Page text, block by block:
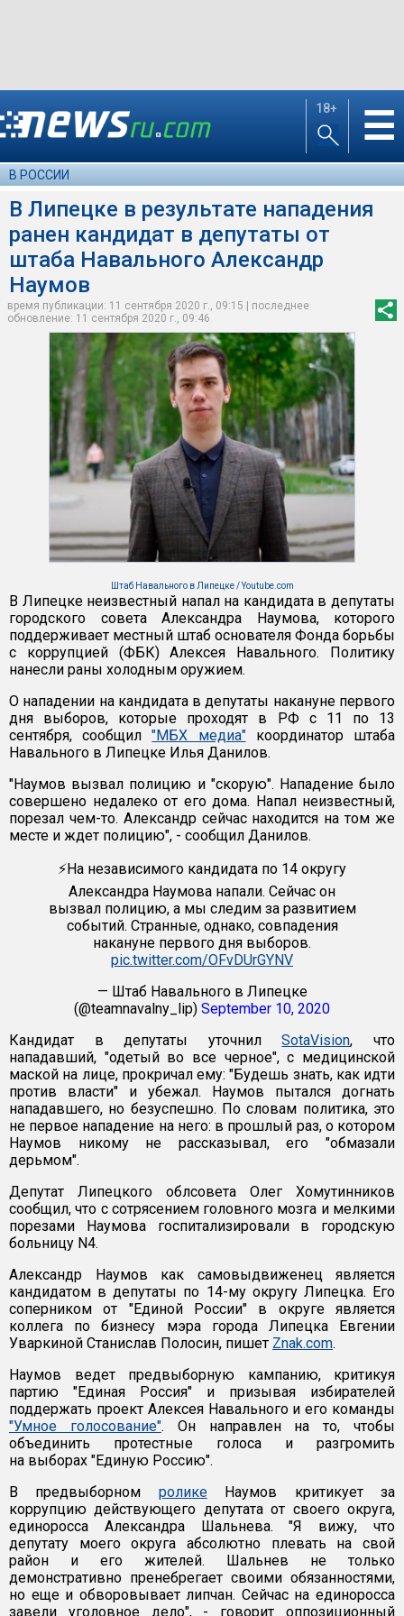
18+ ☰
В РОССИИ
В Липецке в результате нападения
ранен кандидат в депутаты от
штаба Навального Александр
Наумов
время публикации: 11 сентября 2020 г., 09:15 | последнее
обновление: 11 сентября 2020 г., 09:46
Штаб Навального в Липецке / Youtube.com
В Липецке неизвестный напал на кандидата в депутаты
городского совета Александра Наумова, которого
поддерживает местный штаб основателя Фонда борьбы
с коррупцией (ФБК) Алексея Навального. Политику
нанесли раны холодным оружием.
О нападении на кандидата в депутаты накануне первого
дня выборов, которые проходят в РФ с 11 по 13
сентября, сообщил"МБХ медиа"координатор штаба
Навального в Липецке Илья Данилов.
"Наумов вызвал полицию и "скорую". Нападение было
совершено недалеко от его дома. Напал неизвестный,
порезал чем-то. Александр сейчас находится на том же
месте и ждет полицию", - сообщил Данилов.
⚡️На независимого кандидата по 14 округу
Александра Наумова напали. Сейчас он
вызвал полицию, а мы следим за развитием
событий. Странные, однако, совпадения
накануне первого дня выборов.
pic.twitter.com/OFvDUrGYNV
— Штаб Навального в Липецке
(@teamnavalny_lip) September 10, 2020
Кандидат в депутаты уточнилSotaVision, что
нападавший, "одетый во все черное", с медицинской
маской на лице, прокричал ему: "Будешь знать, как идти
против власти" и убежал. Наумов пытался догнать
нападавшего, но безуспешно. По словам политика, это
не первое нападение на него: в прошлый раз, о котором
Наумов никому не рассказывал, его "обмазали
дерьмом".
Депутат Липецкого облсовета Олег Хомутинников
сообщил, что с сотрясением головного мозга и мелкими
порезами Наумова госпитализировали в городскую
больницу N4.
Александр Наумов как самовыдвиженец является
кандидатом в депутаты по 14-му округу Липецка. Его
соперником от "Единой России" в округе является
коллега по бизнесу мэра города Липецка Евгении
Уваркиной Станислав Полосин, пишет Znak.com.
Наумов ведет предвыборную кампанию, критикуя
партию "Единая Россия" и призывая избирателей
поддержать проект Алексея Навального и его команды
"Умное голосование". Он направлен на то, чтобы
объединить протестные голоса и разгромить
на выборах "Единую Россию".
В предвыборном роликеНаумов критикует за
коррупцию действующего депутата от своего округа,
единоросса Александра Шальнева. "Я вижу, что
депутату моего округа абсолютно плевать на свой
район и его жителей. Шальнев не только
демонстративно пренебрегает своими обязанностями,
но еще и обворовывает липчан. Сейчас на единоросса
завели уголовное дело", - говорит оппозиционный